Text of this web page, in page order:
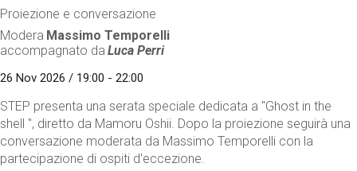
Proiezione e conversazione
Modera Massimo Temporelli
accompagnato da Luca Perri
26 Nov 2026 / 19:00 - 22:00
STEP presenta una serata speciale dedicata a "Ghost in the
shell ", diretto da Mamoru Oshii. Dopo la proiezione seguirà una
conversazione moderata da Massimo Temporelli con la
partecipazione di ospiti d'eccezione.